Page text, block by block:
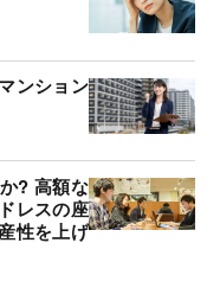
ンション
? 高額な
レスの座
性を上げ